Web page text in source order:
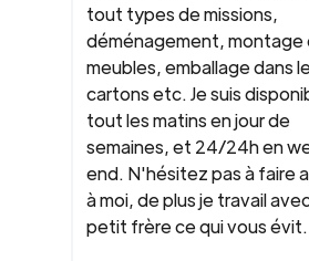
tout types de missions,
déménagement, montage
meubles, emballage dans
cartons etc. Je suis
tout les matins en jour de
semaines, et 24/24h en
end. N'hésitez pas à faire
à moi, de plus je travail
petit frère ce qui vous